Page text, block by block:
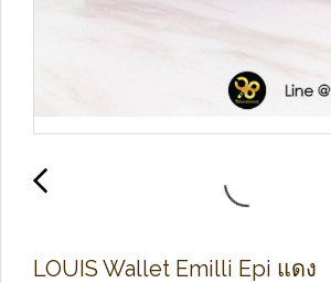
LO​U​IS​ Wallet​ Emilli Epi​ แดง​